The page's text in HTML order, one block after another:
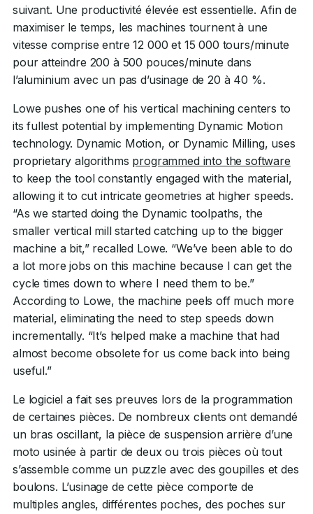
suivant. Une productivité élevée est essentielle. Afin de
maximiser le temps, les machines tournent à une
vitesse comprise entre 12 000 et 15 000 tours/minute
pour atteindre 200 à 500 pouces/minute dans
l’aluminium avec un pas d’usinage de 20 à 40 %.
Lowe pushes one of his vertical machining centers to
its fullest potential by implementing Dynamic Motion
technology. Dynamic Motion, or Dynamic Milling, uses
proprietary algorithms programmed into the software
to keep the tool constantly engaged with the material,
allowing it to cut intricate geometries at higher speeds.
“As we started doing the Dynamic toolpaths, the
smaller vertical mill started catching up to the bigger
machine a bit,” recalled Lowe. “We’ve been able to do
a lot more jobs on this machine because I can get the
cycle times down to where I need them to be.”
According to Lowe, the machine peels off much more
material, eliminating the need to step speeds down
incrementally. “It’s helped make a machine that had
almost become obsolete for us come back into being
useful.”
Le logiciel a fait ses preuves lors de la programmation
de certaines pièces. De nombreux clients ont demandé
un bras oscillant, la pièce de suspension arrière d’une
moto usinée à partir de deux ou trois pièces où tout
s’assemble comme un puzzle avec des goupilles et des
boulons. L’usinage de cette pièce comporte de
multiples angles, différentes poches, des poches sur